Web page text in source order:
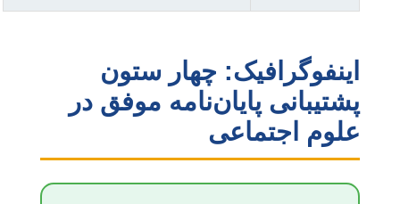
اینفوگرافیک: چهار ستون
پشتیبانی پایان‌نامه موفق در
علوم اجتماعی